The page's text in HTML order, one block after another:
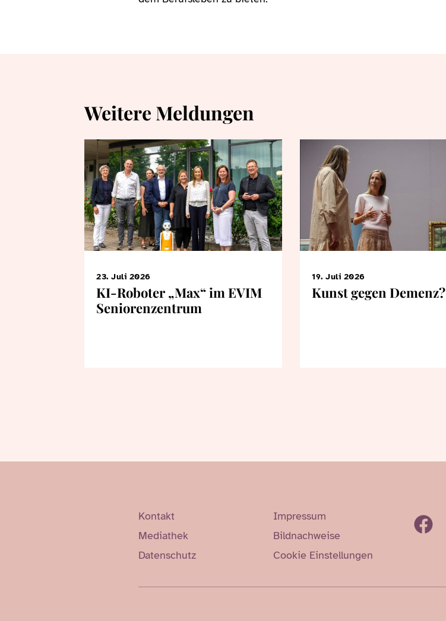
Weitere Meldungen
23. Juli 2026
KI-Roboter „Max“ im EVIM
Seniorenzentrum
19. Juli 2026
Kunst gegen Demenz?
Kontakt
Mediathek
Datenschutz
Impressum
Bildnachweise
Cookie Einstellungen